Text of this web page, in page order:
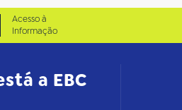
Acesso à
Informação
a EBC